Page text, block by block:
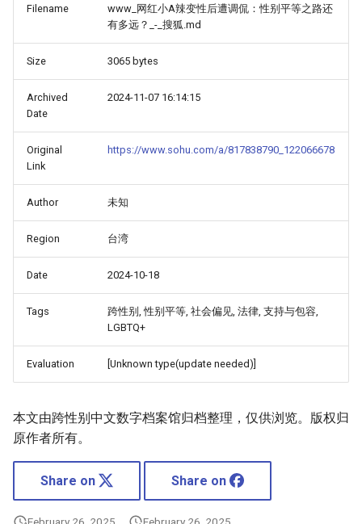
Filename
www_网红小A辣变性后遭调侃：性别平等之路还
有多远？_-_搜狐.md
Size 3065 bytes
Archived
Date
2024-11-07 16:14:15
Original
Link
https://www.sohu.com/a/817838790_122066678
Author 未知
Region 台湾
Date 2024-10-18
Tags
跨性别, 性别平等, 社会偏见, 法律, 支持与包容,
LGBTQ+
Evaluation [Unknown type(update needed)]
本文由跨性别中文数字档案馆归档整理，仅供浏览。版权归
原作者所有。
Share on Share on